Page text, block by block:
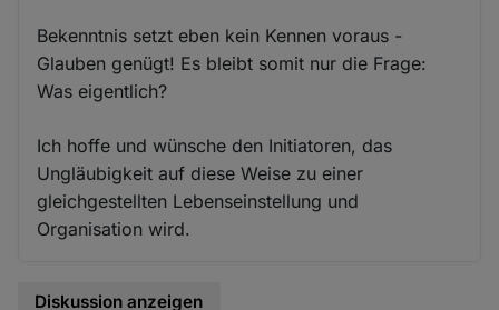
Bekenntnis setzt eben kein Kennen voraus -
Glauben genügt! Es bleibt somit nur die Frage:
Was eigentlich?
Ich hoffe und wünsche den Initiatoren, das
Ungläubigkeit auf diese Weise zu einer
gleichgestellten Lebenseinstellung und
Organisation wird.
Diskussion anzeigen